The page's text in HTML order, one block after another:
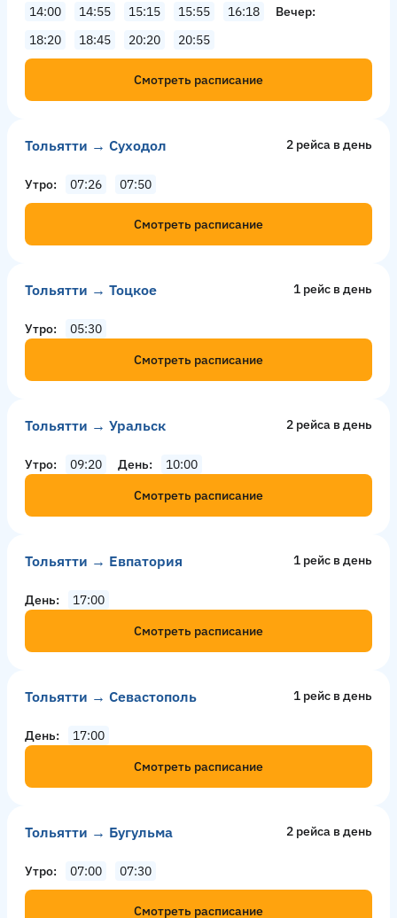
14:00
14:55 15:15 15:55 16:18
Вечер
18:20
18:45 20:20 20:55
Смотреть расписание
Тольятти → Суходол 2 рейсa в день
Утро 07:26 07:50
Смотреть расписание
Тольятти → Тоцкое 1 рейс в день
Утро
05:30
Смотреть расписание
Тольятти → Уральск 2 рейсa в день
Утро 09:20 День
10:00
Смотреть расписание
Тольятти → Евпатория 1 рейс в день
День
17:00
Смотреть расписание
Тольятти → Севастополь 1 рейс в день
День
17:00
Смотреть расписание
Тольятти → Бугульма 2 рейсa в день
Утро 07:00 07:30
Смотреть расписание